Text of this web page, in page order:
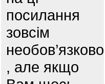
посилання
зовсім
необов’язково
, але якщо